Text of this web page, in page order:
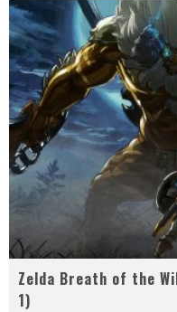
Zelda Breath of the
1)